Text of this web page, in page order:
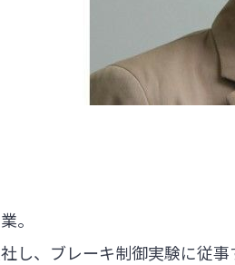
。
し、ブレーキ制御実験に従事